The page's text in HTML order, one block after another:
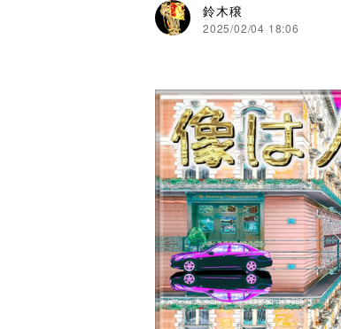
鈴木穣
2025/02/04 18:06